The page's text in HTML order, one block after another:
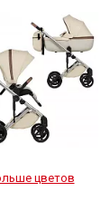
цветов